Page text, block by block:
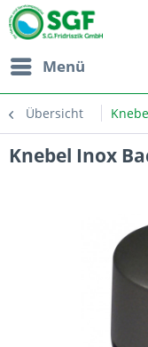
Menü
Übersicht
Knebel Inox